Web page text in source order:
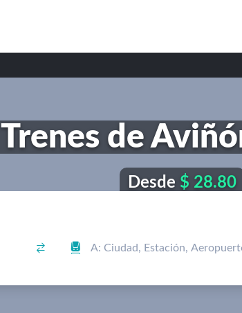
Trenes de
Desde $ 28.80
 